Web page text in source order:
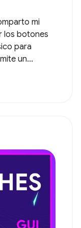
mi
los botones
para
un...